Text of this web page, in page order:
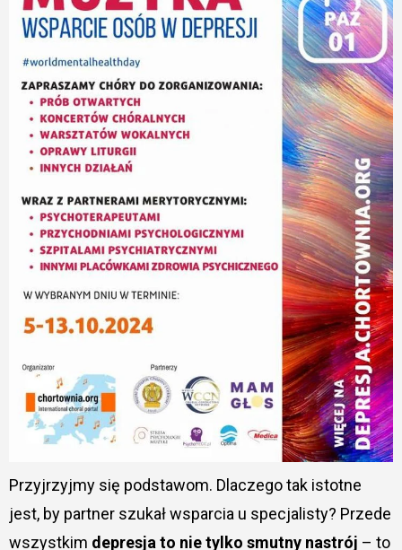
Przyjrzyjmy się podstawom. Dlaczego tak istotne
jest, by partner szukał wsparcia u specjalisty? Przede
wszystkim depresja to nie tylko smutny nastrój – to